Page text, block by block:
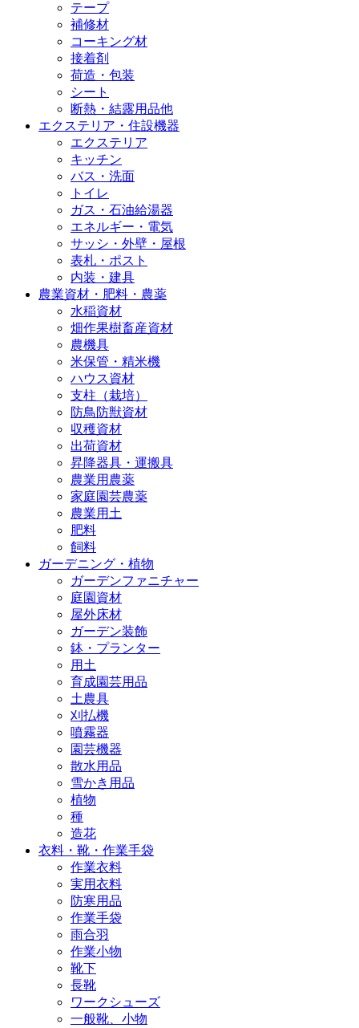
テープ
補修材
コーキング材
接着剤
荷造・包装
シート
断熱・結露用品他
エクステリア・住設機器
エクステリア
キッチン
バス・洗面
トイレ
ガス・石油給湯器
エネルギー・電気
サッシ・外壁・屋根
表札・ポスト
内装・建具
農業資材・肥料・農薬
水稲資材
畑作果樹畜産資材
農機具
米保管・精米機
ハウス資材
支柱（栽培）
防鳥防獣資材
収穫資材
出荷資材
昇降器具・運搬具
農業用農薬
家庭園芸農薬
農業用土
肥料
飼料
ガーデニング・植物
ガーデンファニチャー
庭園資材
屋外床材
ガーデン装飾
鉢・プランター
用土
育成園芸用品
土農具
刈払機
噴霧器
園芸機器
散水用品
雪かき用品
植物
種
造花
衣料・靴・作業手袋
作業衣料
実用衣料
防寒用品
作業手袋
雨合羽
作業小物
靴下
長靴
ワークシューズ
一般靴、小物